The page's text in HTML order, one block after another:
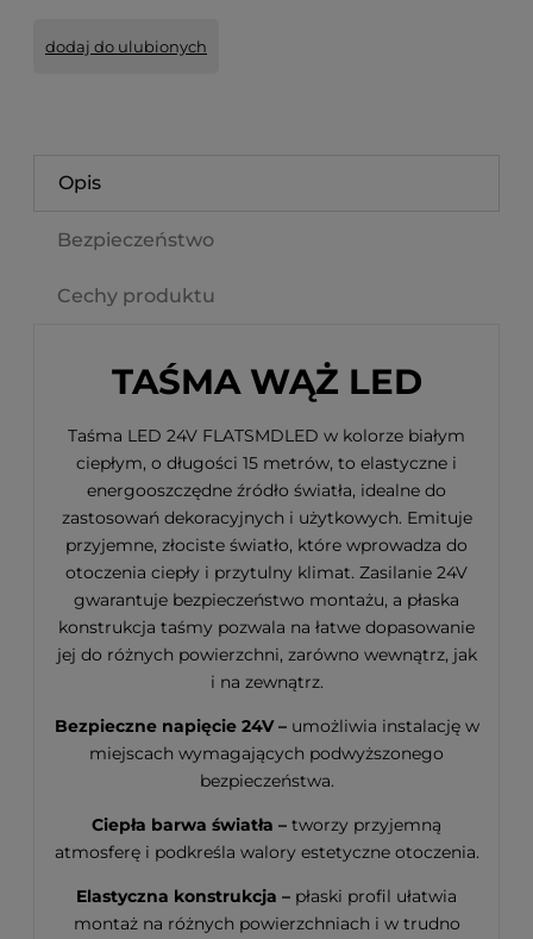
dodaj do ulubionych
Opis
Bezpieczeństwo
Cechy produktu
TAŚMA WĄŻ LED
Taśma LED 24V FLATSMDLED w kolorze białym
ciepłym, o długości 15 metrów, to elastyczne i
energooszczędne źródło światła, idealne do
zastosowań dekoracyjnych i użytkowych. Emituje
przyjemne, złociste światło, które wprowadza do
otoczenia ciepły i przytulny klimat. Zasilanie 24V
gwarantuje bezpieczeństwo montażu, a płaska
konstrukcja taśmy pozwala na łatwe dopasowanie
jej do różnych powierzchni, zarówno wewnątrz, jak
i na zewnątrz.
Bezpieczne napięcie 24V – umożliwia instalację w
miejscach wymagających podwyższonego
bezpieczeństwa.
Ciepła barwa światła – tworzy przyjemną
atmosferę i podkreśla walory estetyczne otoczenia.
Elastyczna konstrukcja – płaski profil ułatwia
montaż na różnych powierzchniach i w trudno